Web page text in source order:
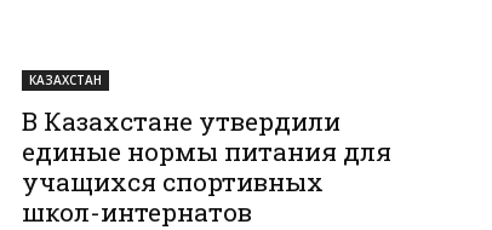
КАЗАХСТАН
В Казахстане утвердили
единые нормы питания для
учащихся спортивных
школ-интернатов